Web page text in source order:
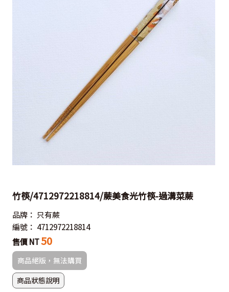
竹筷/4712972218814/蕨美食光竹筷-過溝菜蕨
品牌： 只有蕨
編號： 4712972218814
售價 NT50
商品絕版，無法購買
商品狀態說明